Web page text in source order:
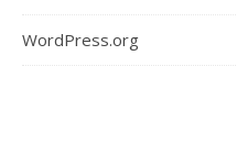
WordPress.org